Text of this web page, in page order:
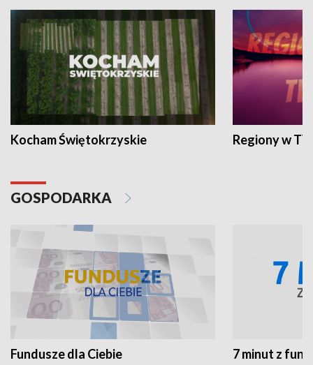
Kocham Świętokrzyskie Regiony w
GOSPODARKA
Fundusze dla Ciebie 7 minut z